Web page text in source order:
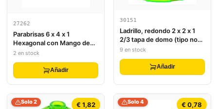
27262
Parabrisas 6 x 4 x 1
Hexagonal con Mango de
Barra
2 en stock
Añadir
30151
Ladrillo, redondo 2 x 2 x 1
2/3 tapa de domo (tipo no
determinado)
9 en stock
Añadir
€ 1,82
Solo 2 € 0,78
Solo 4